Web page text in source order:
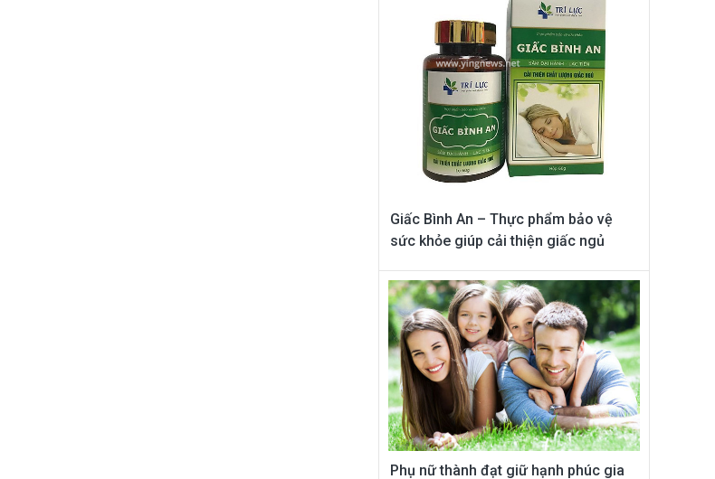
Giấc Bình An – Thực phẩm bảo vệ
sức khỏe giúp cải thiện giấc ngủ
Phụ nữ thành đạt giữ hạnh phúc gia